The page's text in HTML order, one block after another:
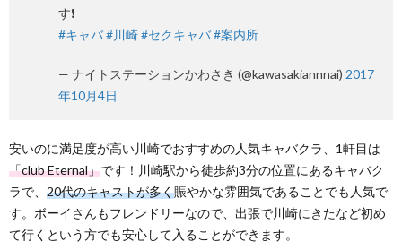
す❗️
#キャバ#川崎#セクキャバ#案内所
— ナイトステーションかわさき (@kawasakiannnai) 2017
年10月4日
安いのに満足度が高い川崎でおすすめの人気キャバクラ、1軒目は
「club Eternal」です！川崎駅から徒歩約3分の位置にあるキャバク
ラで、 20代のキャストが多く賑やかな雰囲気であることでも人気で
す。ボーイさんもフレンドリーなので、出張で川崎にきたなど初め
て行くという方でも安心して入ることができます。